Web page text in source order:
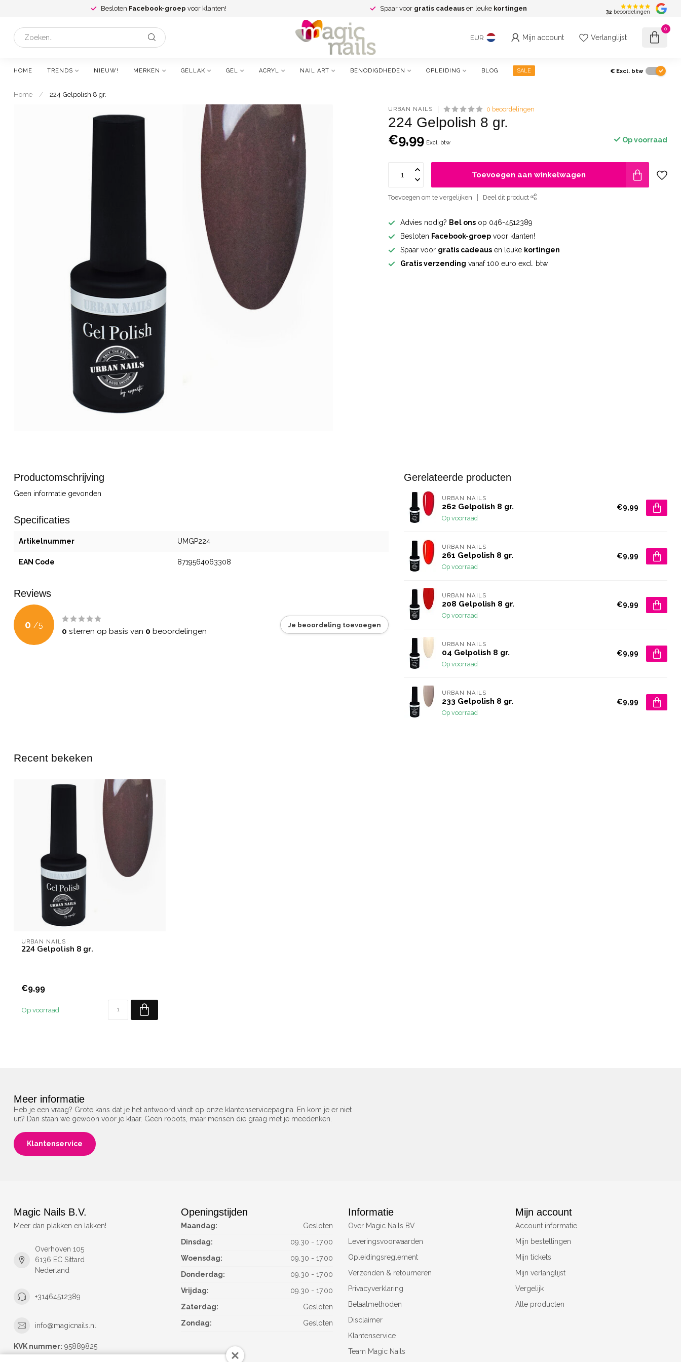
Besloten Facebook-groep voor klanten! Spaar voor gratis cadeaus en leuke kortingen 32 beoordelingen
EUR Mijn account Verlanglijst
0
HOME TRENDS NIEUW! MERKEN GELLAK GEL ACRYL NAIL ART BENODIGDHEDEN OPLEIDING BLOG SALE € Excl. btw
Home / 224 Gelpolish 8 gr.
URBAN NAILS 0 beoordelingen
224 Gelpolish 8 gr.
€9,99 Excl. btw Op voorraad
Toevoegen aan winkelwagen
Toevoegen om te vergelijken Deel dit product
Advies nodig? Bel ons op 046-4512389
Besloten Facebook-groep voor klanten!
Spaar voor gratis cadeaus en leuke kortingen
Gratis verzending vanaf 100 euro excl. btw
Productomschrijving
Geen informatie gevonden
Specificaties
Artikelnummer UMGP224
EAN Code 8719564063308
Reviews
0 /5
0 sterren op basis van 0 beoordelingen
Je beoordeling toevoegen
Gerelateerde producten
URBAN NAILS
262 Gelpolish 8 gr.
Op voorraad
€9,99
URBAN NAILS
261 Gelpolish 8 gr.
Op voorraad
€9,99
URBAN NAILS
208 Gelpolish 8 gr.
Op voorraad
€9,99
URBAN NAILS
04 Gelpolish 8 gr.
Op voorraad
€9,99
URBAN NAILS
233 Gelpolish 8 gr.
Op voorraad
€9,99
Recent bekeken
URBAN NAILS
224 Gelpolish 8 gr.
€9,99
Op voorraad
Meer informatie
Heb je een vraag? Grote kans dat je het antwoord vindt op onze klantenservicepagina. En kom je er niet
uit? Dan staan we gewoon voor je klaar. Geen robots, maar mensen die graag met je meedenken.
Klantenservice
Magic Nails B.V.
Meer dan plakken en lakken!
Overhoven 105
6136 EC Sittard
Nederland
+31464512389
info@magicnails.nl
KVK nummer: 95889825
Openingstijden
Maandag:
Gesloten
Dinsdag:
09.30 - 17.00
Woensdag:
09.30 - 17.00
Donderdag:
09.30 - 17.00
Vrijdag:
09.30 - 17.00
Zaterdag:
Gesloten
Zondag:
Gesloten
Informatie
Over Magic Nails BV
Leveringsvoorwaarden
Opleidingsreglement
Verzenden & retourneren
Privacyverklaring
Betaalmethoden
Disclaimer
Klantenservice
Team Magic Nails
Mijn account
Account informatie
Mijn bestellingen
Mijn tickets
Mijn verlanglijst
Vergelijk
Alle producten